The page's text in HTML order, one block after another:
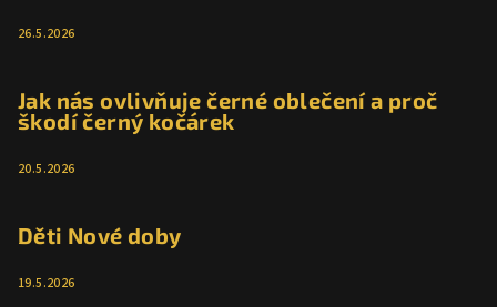
26.5.2026
Jak nás ovlivňuje černé oblečení a proč
škodí černý kočárek
20.5.2026
Děti Nové doby
19.5.2026